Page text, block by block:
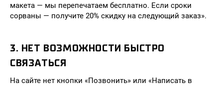
макета — мы перепечатаем бесплатно. Если сроки
сорваны — получите 20% скидку на следующий заказ».
3. НЕТ ВОЗМОЖНОСТИ БЫСТРО
СВЯЗАТЬСЯ
На сайте нет кнопки «Позвонить» или «Написать в